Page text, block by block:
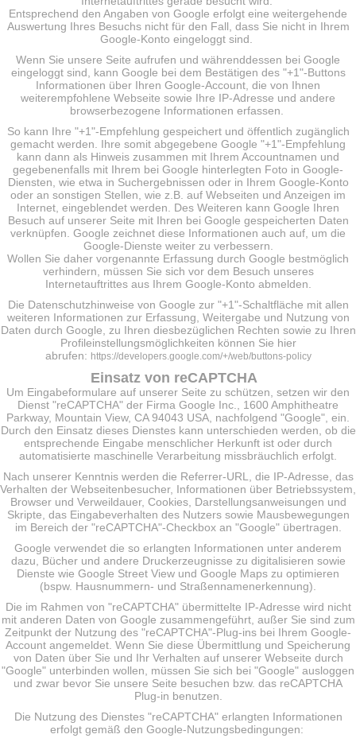
Entsprechend den Angaben von Google erfolgt eine weitergehende
Auswertung Ihres Besuchs nicht für den Fall, dass Sie nicht in Ihrem
Google-Konto eingeloggt sind.
Wenn Sie unsere Seite aufrufen und währenddessen bei Google
eingeloggt sind, kann Google bei dem Bestätigen des "+1"-Buttons
Informationen über Ihren Google-Account, die von Ihnen
weiterempfohlene Webseite sowie Ihre IP-Adresse und andere
browserbezogene Informationen erfassen.
So kann Ihre "+1"-Empfehlung gespeichert und öffentlich zugänglich
gemacht werden. Ihre somit abgegebene Google "+1"-Empfehlung
kann dann als Hinweis zusammen mit Ihrem Accountnamen und
gegebenenfalls mit Ihrem bei Google hinterlegten Foto in Google-
Diensten, wie etwa in Suchergebnissen oder in Ihrem Google-Konto
oder an sonstigen Stellen, wie z.B. auf Webseiten und Anzeigen im
Internet, eingeblendet werden. Des Weiteren kann Google Ihren
Besuch auf unserer Seite mit Ihren bei Google gespeicherten Daten
verknüpfen. Google zeichnet diese Informationen auch auf, um die
Google-Dienste weiter zu verbessern.
Wollen Sie daher vorgenannte Erfassung durch Google bestmöglich
verhindern, müssen Sie sich vor dem Besuch unseres
Internetauftrittes aus Ihrem Google-Konto abmelden.
Die Datenschutzhinweise von Google zur "+1"-Schaltfläche mit allen
weiteren Informationen zur Erfassung, Weitergabe und Nutzung von
Daten durch Google, zu Ihren diesbezüglichen Rechten sowie zu Ihren
Profileinstellungsmöglichkeiten können Sie hier
abrufen: https://developers.google.com/+/web/buttons-policy
Einsatz von reCAPTCHA
Um Eingabeformulare auf unserer Seite zu schützen, setzen wir den
Dienst "reCAPTCHA" der Firma Google Inc., 1600 Amphitheatre
Parkway, Mountain View, CA 94043 USA, nachfolgend "Google", ein.
Durch den Einsatz dieses Dienstes kann unterschieden werden, ob die
entsprechende Eingabe menschlicher Herkunft ist oder durch
automatisierte maschinelle Verarbeitung missbräuchlich erfolgt.
Nach unserer Kenntnis werden die Referrer-URL, die IP-Adresse, das
Verhalten der Webseitenbesucher, Informationen über Betriebssystem,
Browser und Verweildauer, Cookies, Darstellungsanweisungen und
Skripte, das Eingabeverhalten des Nutzers sowie Mausbewegungen
im Bereich der "reCAPTCHA"-Checkbox an "Google" übertragen.
Google verwendet die so erlangten Informationen unter anderem
dazu, Bücher und andere Druckerzeugnisse zu digitalisieren sowie
Dienste wie Google Street View und Google Maps zu optimieren
(bspw. Hausnummern- und Straßennamenerkennung).
Die im Rahmen von "reCAPTCHA" übermittelte IP-Adresse wird nicht
mit anderen Daten von Google zusammengeführt, außer Sie sind zum
Zeitpunkt der Nutzung des "reCAPTCHA"-Plug-ins bei Ihrem Google-
Account angemeldet. Wenn Sie diese Übermittlung und Speicherung
von Daten über Sie und Ihr Verhalten auf unserer Webseite durch
"Google" unterbinden wollen, müssen Sie sich bei "Google" ausloggen
und zwar bevor Sie unsere Seite besuchen bzw. das reCAPTCHA
Plug-in benutzen.
Die Nutzung des Dienstes "reCAPTCHA" erlangten Informationen
erfolgt gemäß den Google-Nutzungsbedingungen: